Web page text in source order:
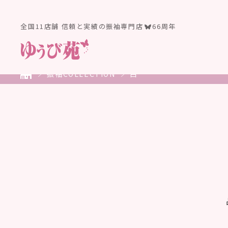
全国11店舗 信頼と実績の振袖専門店 66周年
振袖COLLECTION 白